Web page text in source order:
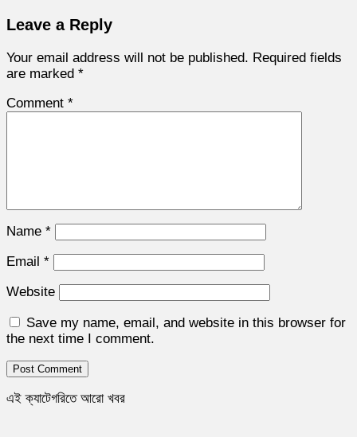
Leave a Reply
Your email address will not be published. Required fields
are marked *
Comment *
Name *
Email *
Website
Save my name, email, and website in this browser for
the next time I comment.
এই ক্যাটেগরিতে আরো খবর